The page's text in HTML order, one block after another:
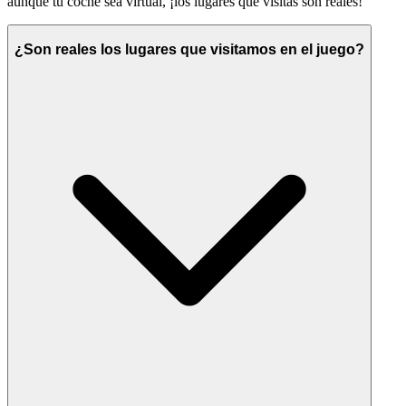
¿Son reales los lugares que visitamos en el juego?